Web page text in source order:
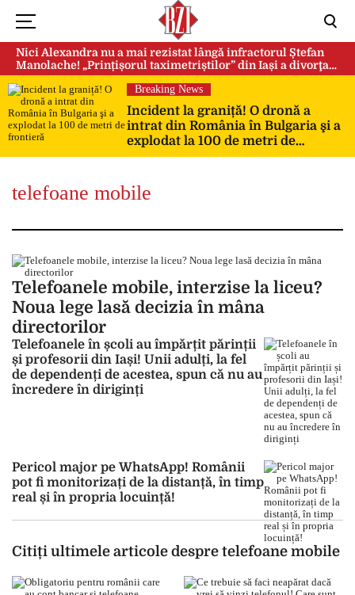
Nici Alexandra nu a mai rezistat lângă infractorul Ștefan
Manolache! „Prințișorul taximetriștilor” din Iași a divorţat
după doi ani de căsnicie
Breaking News
Incident la graniță! O dronă a
intrat din România în Bulgaria şi a
explodat la 100 de metri de
frontieră
telefoane mobile
Telefoanele mobile, interzise la liceu?
Noua lege lasă decizia în mâna
directorilor
Telefoanele în școli au împărțit părinții
și profesorii din Iași! Unii adulți, la fel
de dependenți de acestea, spun că nu au
încredere în diriginți
Pericol major pe WhatsApp! Românii
pot fi monitorizați de la distanță, în timp
real și în propria locuință!
Citiți ultimele articole despre telefoane mobile